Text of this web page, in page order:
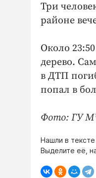
Три
районе
Около
дерево.
в ДТП
попал в
Фото: ГУ
Нашли в
Выделите её,